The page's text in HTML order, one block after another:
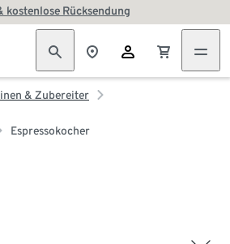
kostenlose Rücksendung
& Zubereiter
Espressokocher